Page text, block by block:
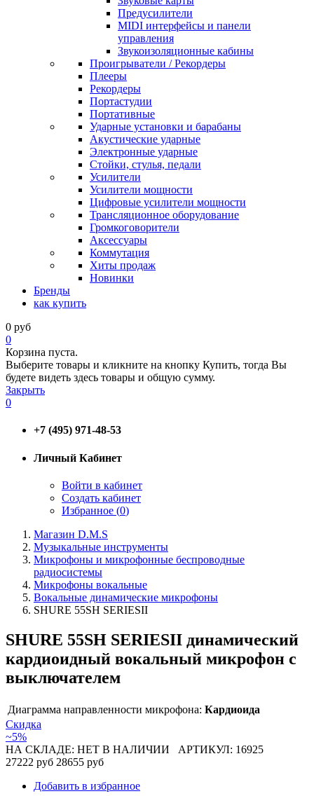
Предусилители
MIDI интерфейсы и панели
управления
Звукоизоляционные кабины
Проигрыватели / Рекордеры
Плееры
Рекордеры
Портастудии
Портативные
Ударные установки и барабаны
Акустические ударные
Электронные ударные
Стойки, стулья, педали
Усилители
Усилители мощности
Цифровые усилители мощности
Трансляционное оборудование
Громкоговорители
Аксессуары
Коммутация
Хиты продаж
Новинки
Бренды
как купить
0 руб
0
Корзина пуста.
Выберите товары и кликните на кнопку Купить, тогда Вы
будете видеть здесь товары и общую сумму.
Закрыть
0
+7 (495) 971-48-53
Личный Кабинет
Войти в кабинет
Создать кабинет
Избранное (0)
Магазин D.M.S
Музыкальные инструменты
Микрофоны и микрофонные беспроводные
радиосистемы
Микрофоны вокальные
Вокальные динамические микрофоны
SHURE 55SH SERIESII
SHURE 55SH SERIESII динамический
кардиоидный вокальный микрофон с
выключателем
Диаграмма направленности микрофона: Кардиоида
Скидка
~5%
НА СКЛАДЕ: НЕТ В НАЛИЧИИ АРТИКУЛ: 16925
27222 руб 28655 руб
Добавить в избранное